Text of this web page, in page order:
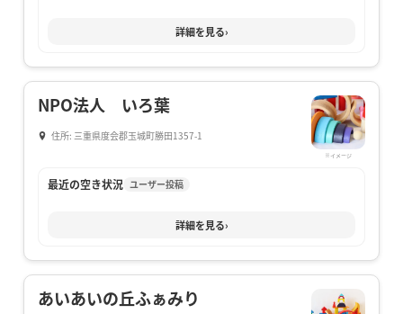
詳細を見る›
NPO法人 いろ葉
住所: 三重県度会郡玉城町勝田1357-1
※イメージ
最近の空き状況 ユーザー投稿
詳細を見る›
あいあいの丘ふぁみり